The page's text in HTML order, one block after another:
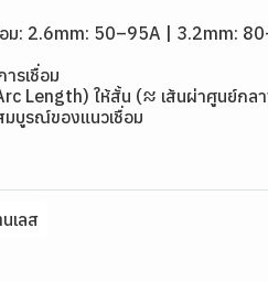
ม: 2.6mm: 50–95A | 3.2mm:
รเชื่อม
Length) ให้สั้น (≈ เส้นผ่าศูนย์กล
มบูรณ์ของแนวเชื่อม
เลส